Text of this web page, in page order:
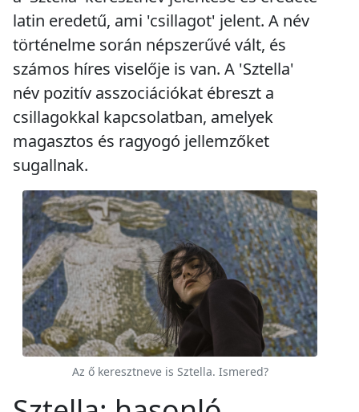
latin eredetű, ami 'csillagot' jelent. A név
történelme során népszerűvé vált, és
számos híres viselője is van. A 'Sztella'
név pozitív asszociációkat ébreszt a
csillagokkal kapcsolatban, amelyek
magasztos és ragyogó jellemzőket
sugallnak.
Az ő keresztneve is Sztella. Ismered?